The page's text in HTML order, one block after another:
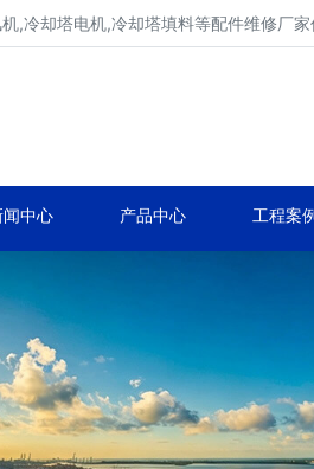
,冷却塔电机,冷却塔填料等配件维修厂家
闻中心 产品中心 工程案